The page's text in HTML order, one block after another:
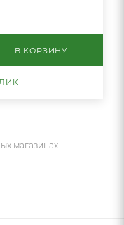
В КОРЗИНУ
магазинах